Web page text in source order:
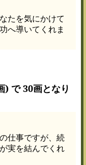
たを気にかけて
へ導いてくれま
) で 30画となり
仕事ですが、続
実を結んでくれ